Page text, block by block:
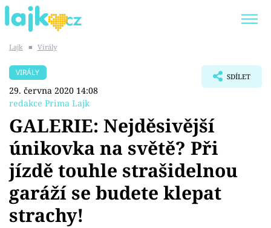
SHOPAHOLICADEL
Témata
Showbyznys
Youtubeři
Lajk ■ Virály
VIRÁLY
29. června 2020 14:08
redakce Prima Lajk
SDÍLET
GALERIE: Nejděsivější
únikovka na světě? Při
jízdě touhle strašidelnou
garáží se budete klepat
strachy!